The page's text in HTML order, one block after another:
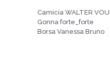
Camicia WALTER
Gonna forte_forte
Borsa Vanessa Bruno